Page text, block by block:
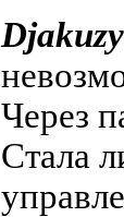
Через
Стала